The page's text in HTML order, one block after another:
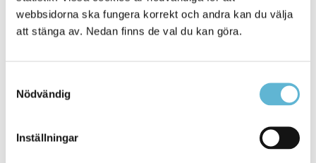
webbsidorna ska fungera korrekt och andra kan du välja
att stänga av. Nedan finns de val du kan göra.
Nödvändig
Inställningar